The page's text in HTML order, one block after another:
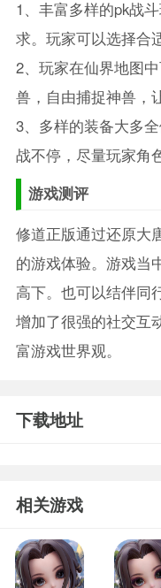
1、丰富多样的pk战
求。玩家可以选择合
2、玩家在仙界地图
兽，自由捕捉神兽，
3、多样的装备大多
战不停，尽量玩家角
游戏测评
修道正版通过还原大
的游戏体验。游戏当
高下。也可以结伴同
增加了很强的社交互
富游戏世界观。
下载地址
相关游戏